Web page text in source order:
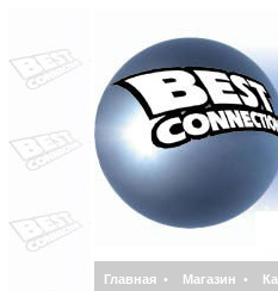
Главная • Магазин •